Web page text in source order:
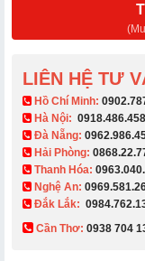
LIÊN HỆ TƯ
​ Hồ Chí Minh:
Hà Nội: 0918.486.458
Đà Nẵng:
Hải Phòng:
Thanh Hóa:
Nghệ An:
Đắk Lắk:
Cần Thơ: 0938 704